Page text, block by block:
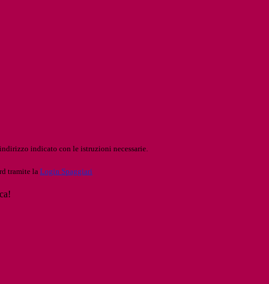
indicato con le istruzioni necessarie.
tramite la Login Spaggiari